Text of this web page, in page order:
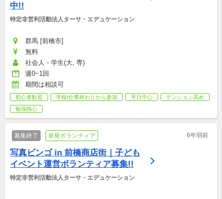
中!!
特定非営利活動法人ターサ・エデュケーション
群馬 [前橋市]
無料
社会人・学生(大, 専)
週0~1回
期間は相談可
初心者歓迎 学校/仕事終わりから参加 平日中心
テンション高め
勉強熱心
募集終了 単発ボランティア 6年弱前
写真ビンゴ in 前橋商店街｜子ども
イベント運営ボランティア募集!!
特定非営利活動法人ターサ・エデュケーション